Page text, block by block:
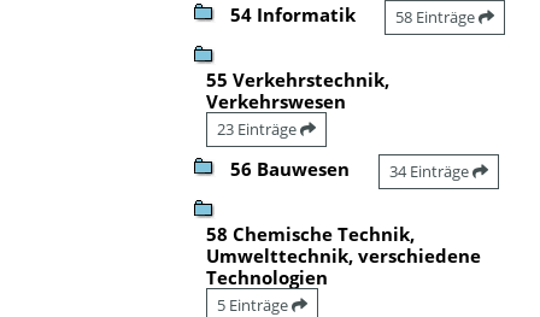
54 Informatik 58 Einträge
55 Verkehrstechnik,
Verkehrswesen
23 Einträge
56 Bauwesen 34 Einträge
58 Chemische Technik,
Umwelttechnik, verschiedene
Technologien
5 Einträge